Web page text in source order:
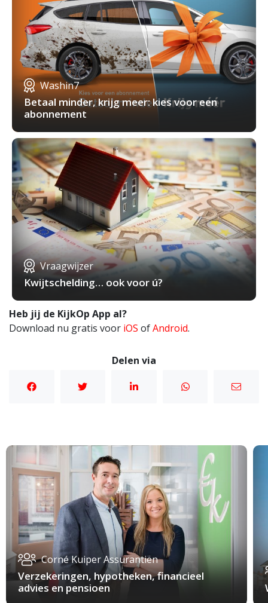
Washin7
Betaal minder, krijg meer: kies voor een
abonnement
Vraagwijzer
Kwijtschelding… ook voor ú?
Heb jij de KijkOp App al?
Download nu gratis voor iOS ofAndroid.
Delen via
Corné Kuiper Assurantiën
Verzekeringen, hypotheken, financieel
advies en pensioen